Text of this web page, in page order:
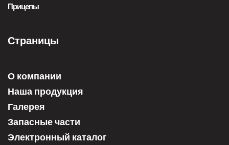
Прицепы
Страницы
О компании
Наша продукция
Галерея
Запасные части
Электронный каталог